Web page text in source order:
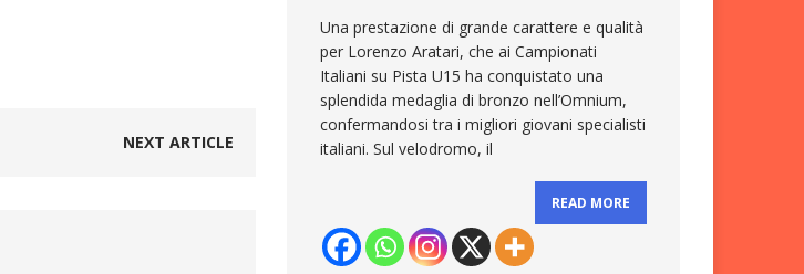
NEXT ARTICLE
Una prestazione di grande carattere e qualità
per Lorenzo Aratari, che ai Campionati
Italiani su Pista U15 ha conquistato una
splendida medaglia di bronzo nell’Omnium,
confermandosi tra i migliori giovani specialisti
italiani. Sul velodromo, il
READ MORE